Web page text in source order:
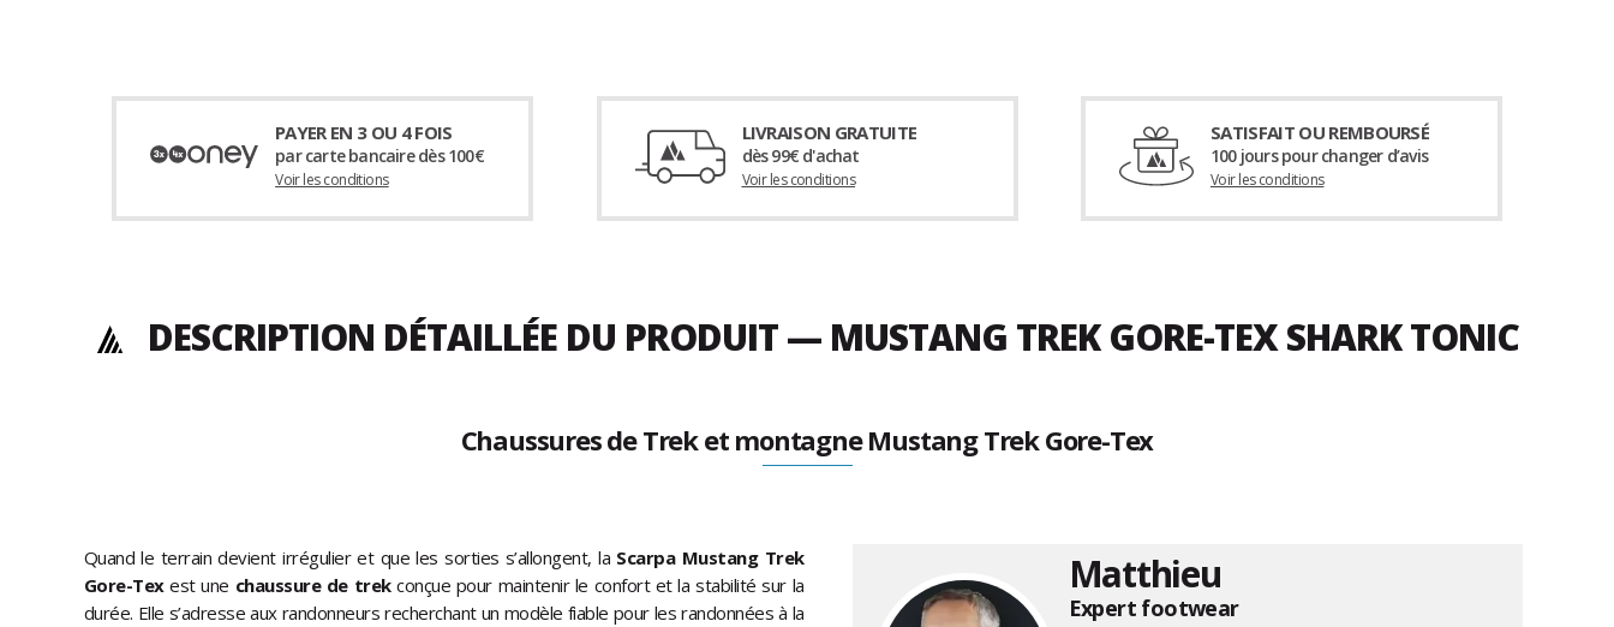
PAYER EN 3 OU 4 FOIS
par carte bancaire dès 100€
Voir les conditions
LIVRAISON GRATUITE
dès 99€ d'achat
Voir les conditions
SATISFAIT OU REMBOURSÉ
100 jours pour changer d’avis
Voir les conditions
DESCRIPTION DÉTAILLÉE DU PRODUIT — MUSTANG TREK GORE-TEX SHARK TONIC
Chaussures de Trek et montagne Mustang Trek Gore-Tex
Quand le terrain devient irrégulier et que les sorties s’allongent, la Scarpa Mustang Trek
Gore-Texest une chaussure de trekconçue pour maintenir le confort et la stabilité sur la
durée. Elle s’adresse aux randonneurs recherchant un modèle fiable pour les randonnées à la
Matthieu
Expert footwear